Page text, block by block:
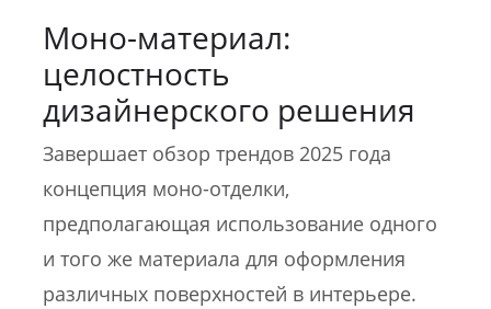
Моно-материал:
целостность
дизайнерского решения
Завершает обзор трендов 2025 года
концепция моно-отделки,
предполагающая использование одного
и того же материала для оформления
различных поверхностей в интерьере.